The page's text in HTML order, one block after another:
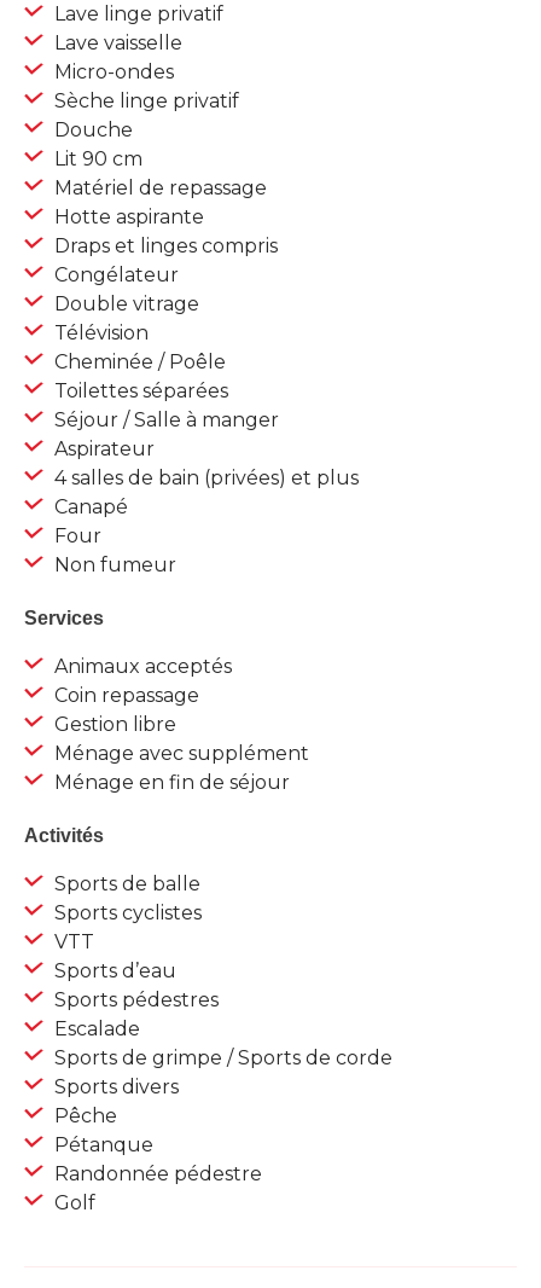
Lave linge privatif
Lave vaisselle
Micro-ondes
Sèche linge privatif
Douche
Lit 90 cm
Matériel de repassage
Hotte aspirante
Draps et linges compris
Congélateur
Double vitrage
Télévision
Cheminée / Poêle
Toilettes séparées
Séjour / Salle à manger
Aspirateur
4 salles de bain (privées) et plus
Canapé
Four
Non fumeur
Services
Animaux acceptés
Coin repassage
Gestion libre
Ménage avec supplément
Ménage en fin de séjour
Activités
Sports de balle
Sports cyclistes
VTT
Sports d’eau
Sports pédestres
Escalade
Sports de grimpe / Sports de corde
Sports divers
Pêche
Pétanque
Randonnée pédestre
Golf